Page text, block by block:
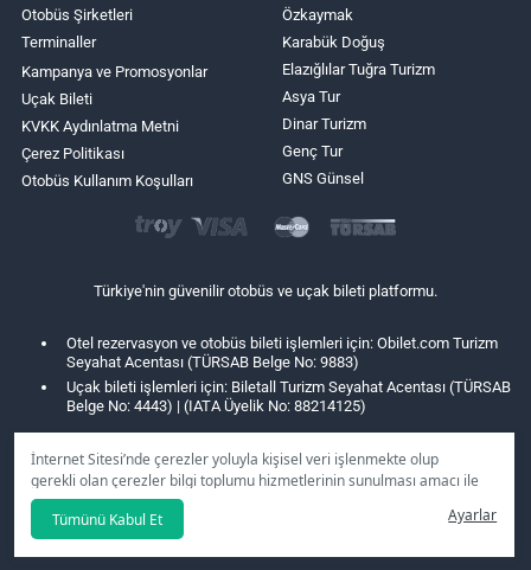
İnternet Sitesi’nde çerezler yoluyla kişisel veri işlenmekte olup
gerekli olan çerezler bilgi toplumu hizmetlerinin sunulması amacı ile
kullanılmaktadır. Tercihleriniz doğrultusunda size özel
kişiselleştirilmiş çerezleri ve özel kampanyaları
seçeneğine
tıklamanız halinde kullanımınıza sunamayacağız.
Tümünü Kabul Et Ayarlar
Otobüs Şirketleri
Terminaller
Kampanya ve Promosyonlar
Uçak Bileti
KVKK Aydınlatma Metni
Çerez Politikası
Otobüs Kullanım Koşulları
Özkaymak
Karabük Doğuş
Elazığlılar Tuğra Turizm
Asya Tur
Dinar Turizm
Genç Tur
GNS Günsel
Türkiye'nin güvenilir otobüs ve uçak bileti platformu.
Otel rezervasyon ve otobüs bileti işlemleri için: Obilet.com Turizm
Seyahat Acentası (TÜRSAB Belge No: 9883)
Uçak bileti işlemleri için: Biletall Turizm Seyahat Acentası (TÜRSAB
Belge No: 4443) | (IATA Üyelik No: 88214125)